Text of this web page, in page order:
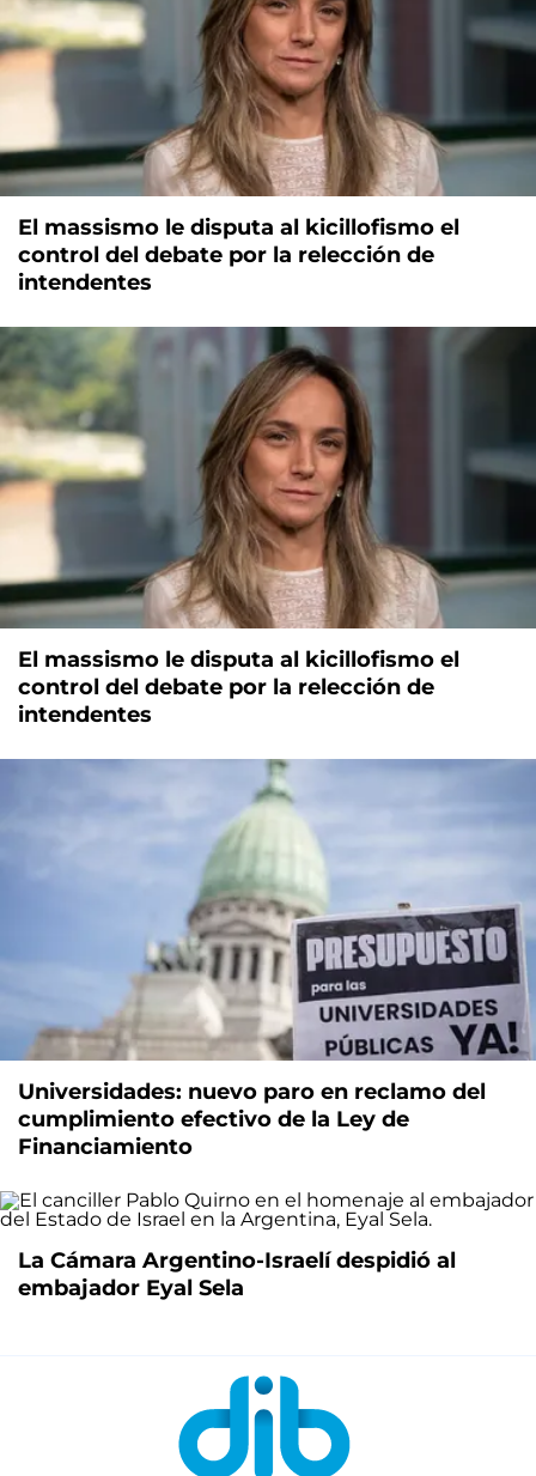
El massismo le disputa al kicillofismo el
control del debate por la relección de
intendentes
El massismo le disputa al kicillofismo el
control del debate por la relección de
intendentes
Universidades: nuevo paro en reclamo del
cumplimiento efectivo de la Ley de
Financiamiento
La Cámara Argentino-Israelí despidió al
embajador Eyal Sela